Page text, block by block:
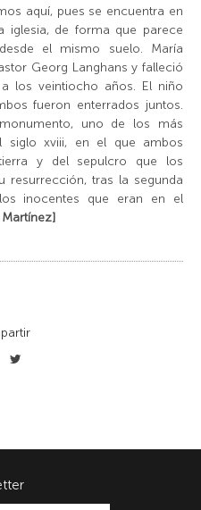
aquí, pues se encuentra en
iglesia, de forma que parece
el mismo suelo. María
Georg Langhans y falleció
los veintiocho años. El niño
fueron enterrados juntos.
uno de los más
sigloxviii, en el que ambos
y del sepulcro que los
tras la segunda
inocentes que eran en el